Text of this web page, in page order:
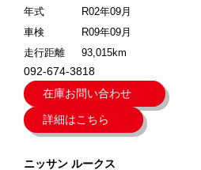
年式
R02年09月
車検
R09年09月
走行距離
93,015km
092-674-3818
在庫お問い合わせ
詳細はこちら
ニッサン ルークス